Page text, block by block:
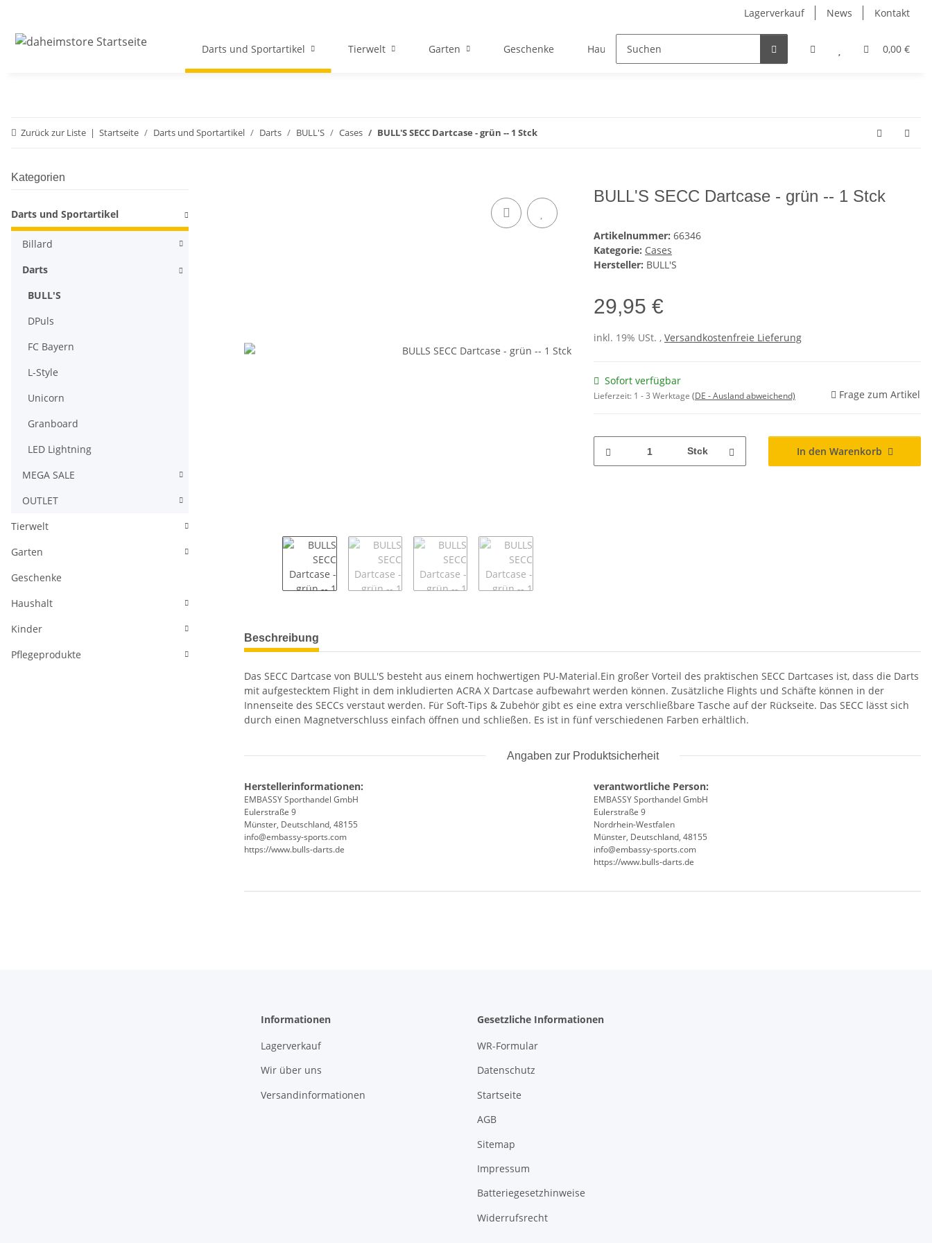
Lagerverkauf News Kontakt
0,00 €
Darts und Sportartikel Tierwelt Garten Geschenke Haushalt Pflegeprodukte Hersteller
Zurück zur Liste Startseite Darts und Sportartikel Darts BULL'S Cases BULL'S SECC Dartcase - grün -- 1 Stck
BULL'S SECC Dartcase - grün -- 1 Stck
Artikelnummer: 66346
Kategorie: Cases
Hersteller: BULL'S
29,95 €
inkl. 19% USt. , Versandkostenfreie Lieferung
Sofort verfügbar
Lieferzeit: 1 - 3 Werktage (DE - Ausland abweichend) Frage zum Artikel
Stck In den Warenkorb
weitere Registerkarten anzeigen
Beschreibung
Das SECC Dartcase von BULL'S besteht aus einem hochwertigen PU-Material.Ein großer Vorteil des praktischen SECC Dartcases ist, dass die Darts
mit aufgestecktem Flight in dem inkludierten ACRA X Dartcase aufbewahrt werden können. Zusätzliche Flights und Schäfte können in der
Innenseite des SECCs verstaut werden. Für Soft-Tips & Zubehör gibt es eine extra verschließbare Tasche auf der Rückseite. Das SECC lässt sich
durch einen Magnetverschluss einfach öffnen und schließen. Es ist in fünf verschiedenen Farben erhältlich.
Angaben zur Produktsicherheit
Herstellerinformationen:
EMBASSY Sporthandel GmbH
Eulerstraße 9
Münster, Deutschland, 48155
info@embassy-sports.com
https://www.bulls-darts.de
verantwortliche Person:
EMBASSY Sporthandel GmbH
Eulerstraße 9
Nordrhein-Westfalen
Münster, Deutschland, 48155
info@embassy-sports.com
https://www.bulls-darts.de
Kategorien
Darts und Sportartikel
Billard
Darts
BULL'S
DPuls
FC Bayern
L-Style
Unicorn
Granboard
LED Lightning
MEGA SALE
OUTLET
Tierwelt
Garten
Geschenke
Haushalt
Kinder
Pflegeprodukte
Informationen
Lagerverkauf
Wir über uns
Versandinformationen
Gesetzliche Informationen
WR-Formular
Datenschutz
Startseite
AGB
Sitemap
Impressum
Batteriegesetzhinweise
Widerrufsrecht